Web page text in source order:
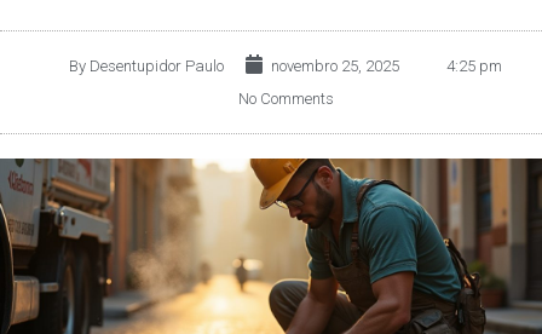
By Desentupidor Paulo novembro 25, 2025
4:25 pm
No Comments